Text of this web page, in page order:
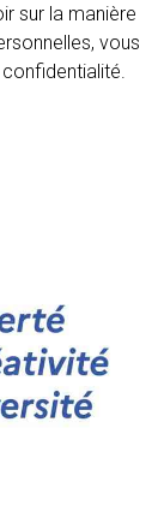
sur la manière
vous